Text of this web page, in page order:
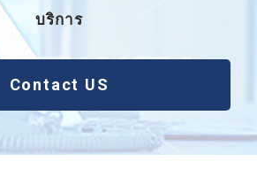
บริการ
Contact US